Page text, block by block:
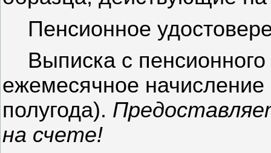
Пенсионное
Выписка с
ежемесячное начисление
полугода).
на счете!